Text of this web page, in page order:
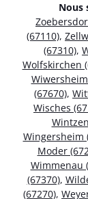
Nous
(67110),
(67310),
Wolfskirchen
(67670),
Wisches
Wingersheim
Moder
Wimmenau
(67370),
(67270),